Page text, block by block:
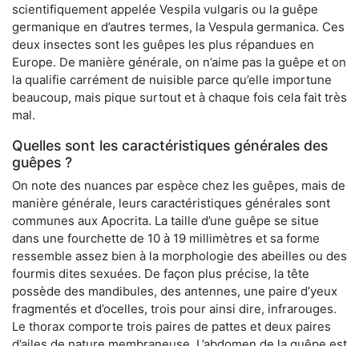
scientifiquement appelée Vespila vulgaris ou la guêpe
germanique en d’autres termes, la Vespula germanica. Ces
deux insectes sont les guêpes les plus répandues en
Europe. De manière générale, on n’aime pas la guêpe et on
la qualifie carrément de nuisible parce qu’elle importune
beaucoup, mais pique surtout et à chaque fois cela fait très
mal.
Quelles sont les caractéristiques générales des
guêpes ?
On note des nuances par espèce chez les guêpes, mais de
manière générale, leurs caractéristiques générales sont
communes aux Apocrita. La taille d’une guêpe se situe
dans une fourchette de 10 à 19 millimètres et sa forme
ressemble assez bien à la morphologie des abeilles ou des
fourmis dites sexuées. De façon plus précise, la tête
possède des mandibules, des antennes, une paire d’yeux
fragmentés et d’ocelles, trois pour ainsi dire, infrarouges.
Le thorax comporte trois paires de pattes et deux paires